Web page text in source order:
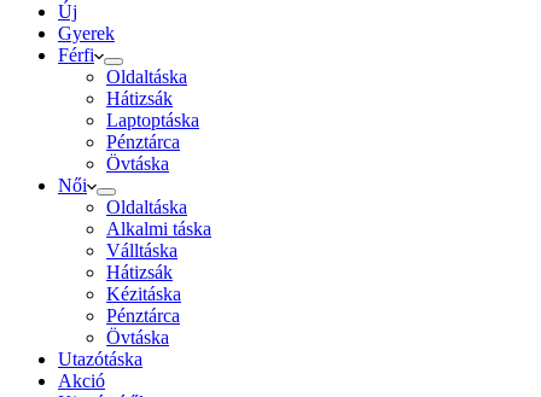
Új
Gyerek
Férfi
Oldaltáska
Hátizsák
Laptoptáska
Pénztárca
Övtáska
Női
Oldaltáska
Alkalmi táska
Válltáska
Hátizsák
Kézitáska
Pénztárca
Övtáska
Utazótáska
Akció